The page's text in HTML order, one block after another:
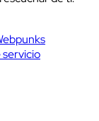
servicio